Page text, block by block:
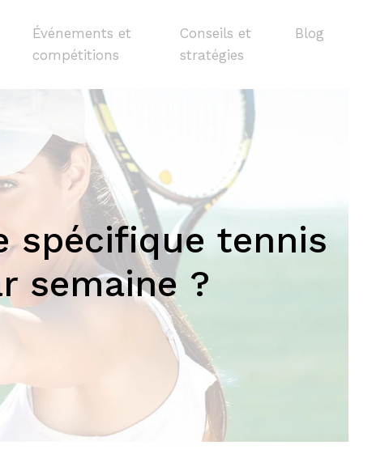
Événements et
compétitions
Conseils et
stratégies
Blog
spécifique tennis
semaine ?